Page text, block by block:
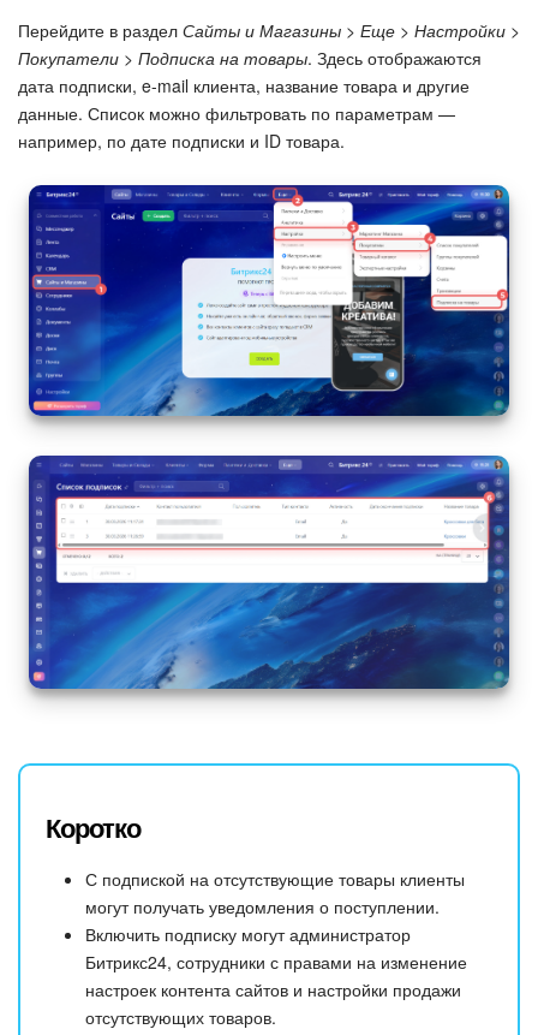
Перейдите в раздел Сайты и Магазины > Еще > Настройки >
Покупатели > Подписка на товары. Здесь отображаются
дата подписки, e-mail клиента, название товара и другие
данные. Список можно фильтровать по параметрам —
например, по дате подписки и ID товара.
Коротко
С подпиской на отсутствующие товары клиенты
могут получать уведомления о поступлении.
Включить подписку могут администратор
Битрикс24, сотрудники с правами на изменение
настроек контента сайтов и настройки продажи
отсутствующих товаров.